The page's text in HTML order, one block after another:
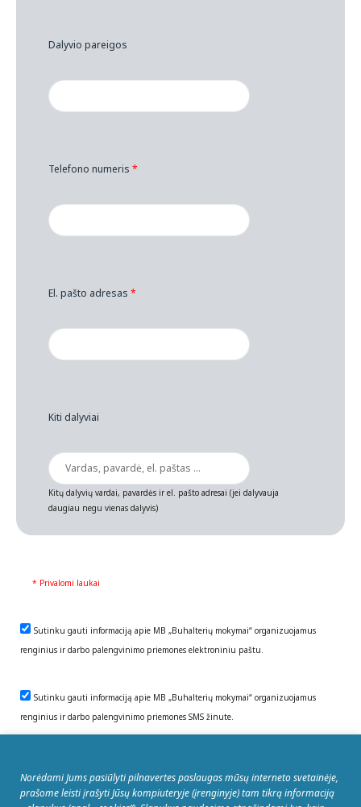
Dalyvio pareigos
Telefono numeris *
El. pašto adresas *
Kiti dalyviai
Kitų dalyvių vardai, pavardės ir el. pašto adresai (jei dalyvauja
daugiau negu vienas dalyvis)
* Privalomi laukai
Sutinku gauti informaciją apie MB „Buhalterių mokymai“ organizuojamus
renginius ir darbo palengvinimo priemones elektroniniu paštu.
Sutinku gauti informaciją apie MB „Buhalterių mokymai“ organizuojamus
renginius ir darbo palengvinimo priemones SMS žinute.
REGISTRUOTIS
Norėdami Jums pasiūlyti pilnavertes paslaugas mūsų interneto svetainėje,
prašome leisti įrašyti Jūsų kompiuteryje (įrenginyje) tam tikrą informaciją